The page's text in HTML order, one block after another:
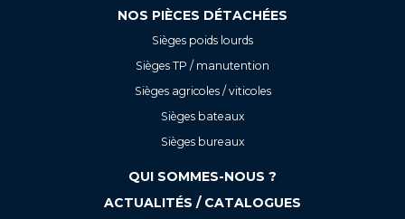
NOS PIÈCES DÉTACHÉES
Sièges poids lourds
Sièges TP / manutention
Sièges agricoles / viticoles
Sièges bateaux
Sièges bureaux
QUI SOMMES-NOUS ?
ACTUALITÉS / CATALOGUES